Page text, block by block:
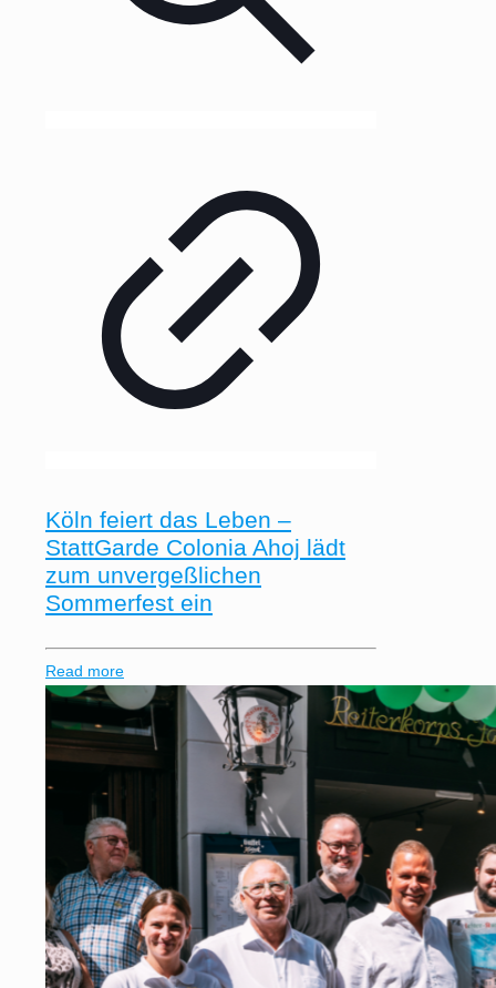
Köln feiert das Leben –
StattGarde Colonia Ahoj lädt
zum unvergeßlichen
Sommerfest ein
Read more